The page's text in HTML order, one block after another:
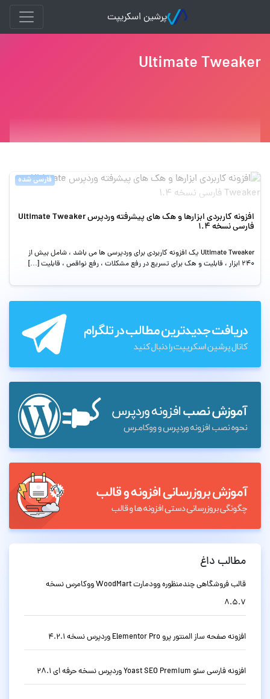
پرشین اسکریپت
Ultimate Tweaker
فارسی شده
افزونه کاربردی ابزارها و هک های پیشرفته وردپرس Ultimate Tweaker
فارسی نسخه 1.4
Ultimate Tweaker یک افزونه کاربردی برای وردپرسی ها می باشد ، شامل بیش از
240 ابزار ، قابلیت و هک برای تسریع در رفع مشکلات ، رفع نواقص ، قابلیت […]
مطالب داغ
قالب فروشگاهی چندمنظوره وودمارت WoodMart ووکامرس نسخه
8.5.7
افزونه صفحه ساز المنتور پرو Elementor Pro وردپرس نسخه 4.2.1
افزونه فارسی سئو Yoast SEO Premium وردپرس نسخه حرفه ای 28.1